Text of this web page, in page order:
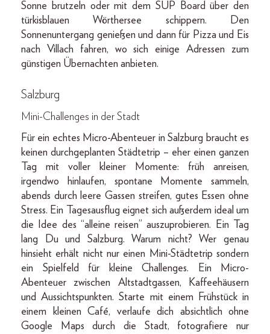
Sonne brutzeln oder mit dem SUP Board über den
türkisblauen Wörthersee schippern. Den
Sonnenuntergang genießen und dann für Pizza und Eis
nach Villach fahren, wo sich einige Adressen zum
günstigen Übernachten anbieten.
Salzburg
Mini-Challenges in der Stadt
Für ein echtes Micro-Abenteuer in Salzburg braucht es
keinen durchgeplanten Städtetrip – eher einen ganzen
Tag mit voller kleiner Momente: früh anreisen,
irgendwo hinlaufen, spontane Momente sammeln,
abends durch leere Gassen streifen, gutes Essen ohne
Stress. Ein Tagesausflug eignet sich außerdem ideal um
die Idee des “alleine reisen” auszuprobieren. Ein Tag
lang Du und Salzburg. Warum nicht? Wer genau
hinsieht erhält nicht nur einen Mini-Städtetrip sondern
ein Spielfeld für kleine Challenges. Ein Micro-
Abenteuer zwischen Altstadtgassen, Kaffeehäusern
und Aussichtspunkten. Starte mit einem Frühstück in
einem kleinen Café, verlaufe dich absichtlich ohne
Google Maps durch die Stadt, fotografiere nur